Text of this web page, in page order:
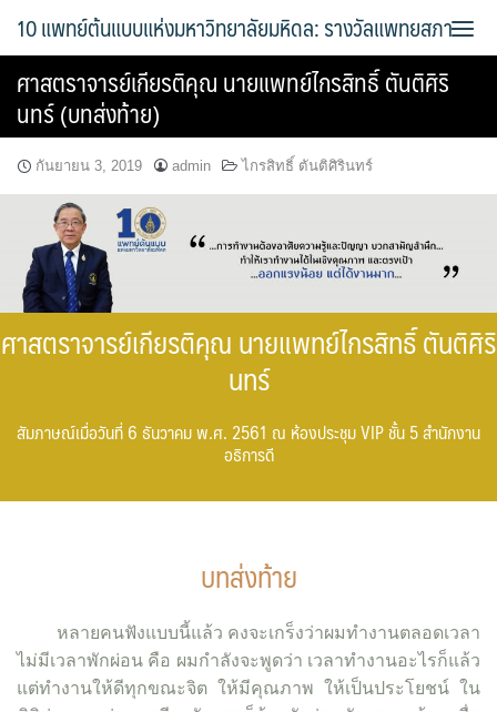
10 แพทย์ต้นแบบแห่งมหาวิทยาลัยมหิดล: รางวัลแพทยสภา
ศาสตราจารย์เกียรติคุณ นายแพทย์ไกรสิทธิ์ ตันติศิริ
นทร์ (บทส่งท้าย)
กันยายน 3, 2019 admin ไกรสิทธิ์ ตันติศิรินทร์
ศาสตราจารย์เกียรติคุณ นายแพทย์ไกรสิทธิ์ ตันติศิริ
นทร์
สัมภาษณ์เมื่อวันที่ 6 ธันวาคม พ.ศ. 2561 ณ ห้องประชุม VIP ชั้น 5 สำนักงาน
อธิการดี
บทส่งท้าย
หลายคนฟังแบบนี้แล้ว คงจะเกร็งว่าผมทำงานตลอดเวลา
ไม่มีเวลาพักผ่อน คือ ผมกำลังจะพูดว่า เวลาทำงานอะไรก็แล้ว
แต่ทำงานให้ดีทุกขณะจิต ให้มีคุณภาพ ให้เป็นประโยชน์ ใน